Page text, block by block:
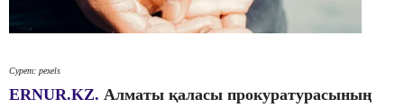
Сурет: pexels
ERNUR.KZ. Алматы қаласы прокуратурасының